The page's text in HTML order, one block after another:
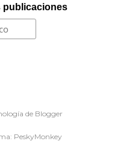
publicaciones
de Blogger
PeskyMonkey